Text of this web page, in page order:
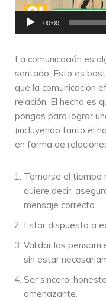
o
d
e
v
í
d
e
o
00:00
La comunicación es
sentado. Esto es
que la comunicación
relación. El hecho es
pongas para lograr
(incluyendo tanto el
en forma de
Tomarse el tiempo
quiere decir,
mensaje correcto.
Estar dispuesto a
Validar los
sin estar
Ser sincero,
amenazante.